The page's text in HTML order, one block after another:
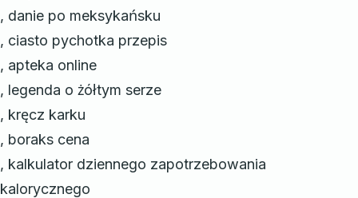
, danie po meksykańsku
, ciasto pychotka przepis
, apteka online
, legenda o żółtym serze
, kręcz karku
, boraks cena
, kalkulator dziennego zapotrzebowania
kalorycznego